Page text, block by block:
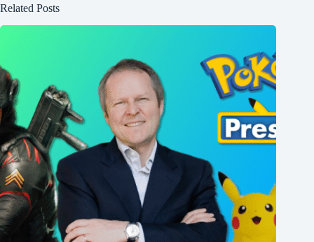
Related Posts